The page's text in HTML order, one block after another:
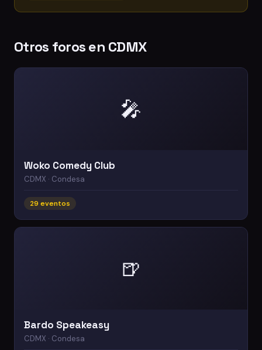
Otros foros en CDMX
🎤
Woko Comedy Club
CDMX · Condesa
29 eventos
🍺
Bardo Speakeasy
CDMX · Condesa